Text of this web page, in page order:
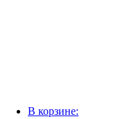
В корзине: